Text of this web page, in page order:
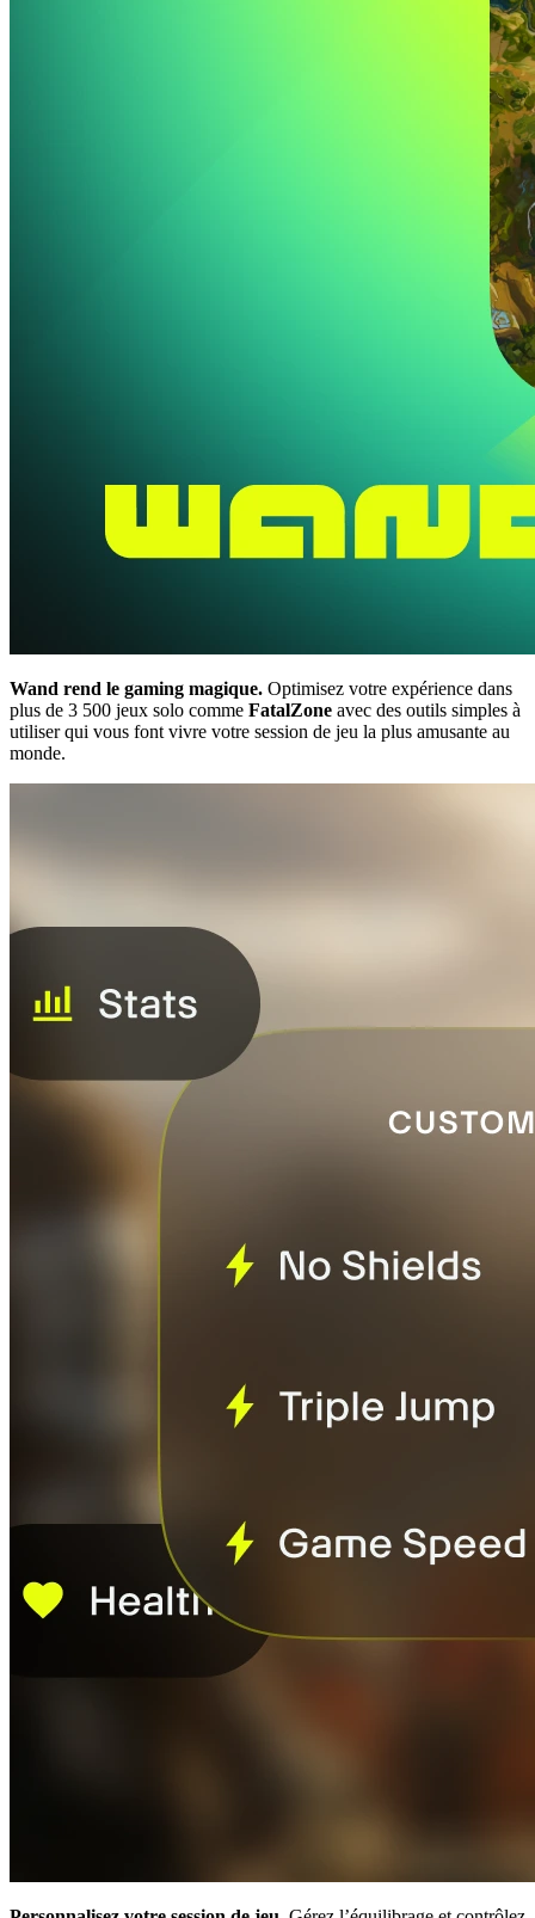
Wand rend le gaming magique. Optimisez votre expérience dans
plus de 3 500 jeux solo comme FatalZone avec des outils simples à
utiliser qui vous font vivre votre session de jeu la plus amusante au
monde.